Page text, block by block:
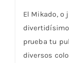
El Mikado, o
prueba tu
diversos